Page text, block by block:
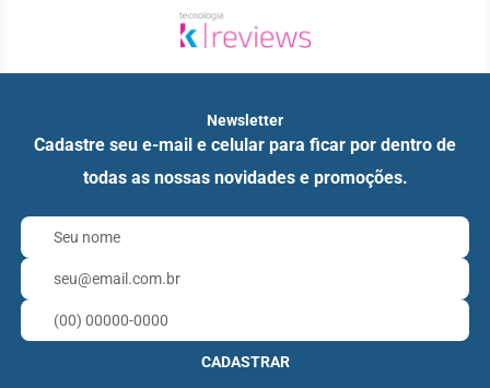
Newsletter
Cadastre seu e-mail e celular para ficar por dentro de
todas as nossas novidades e promoções.
CADASTRAR